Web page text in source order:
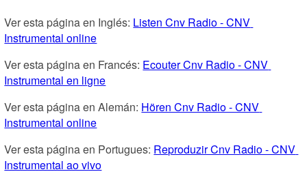
Ver esta página en Inglés: Listen Cnv Radio - CNV
Instrumental online
Ver esta página en Francés: Ecouter Cnv Radio - CNV
Instrumental en ligne
Ver esta página en Alemán: Hören Cnv Radio - CNV
Instrumental online
Ver esta página en Portugues: Reproduzir Cnv Radio - CNV
Instrumental ao vivo